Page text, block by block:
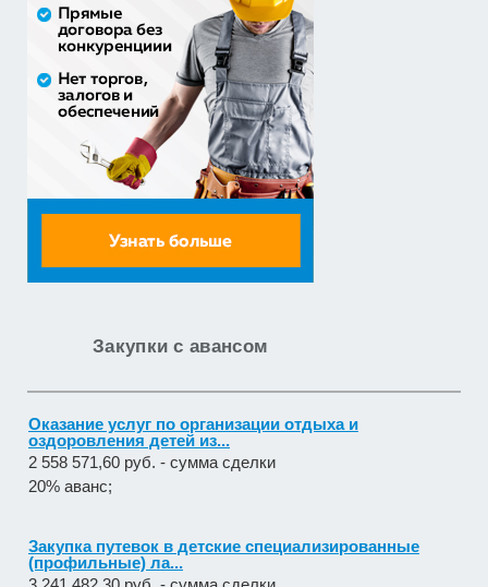
Закупки с авансом
30% аванс;
приобретение жилого помещения (квартиры) в
муниципальную соб...
1 538 252,80 руб. - сумма сделки
Закупка путевок в санаторно-курортные организации
детям-сиро...
5 860 400,00 руб. - сумма сделки
2 558 571,60 руб. - сумма сделки
Закупка путевок в детские специализированные
(профильные) ла...
3 241 482,30 руб. - сумма сделки
30% аванс;
Оказание услуги по ремонту и техническому
обслуживанию летат...